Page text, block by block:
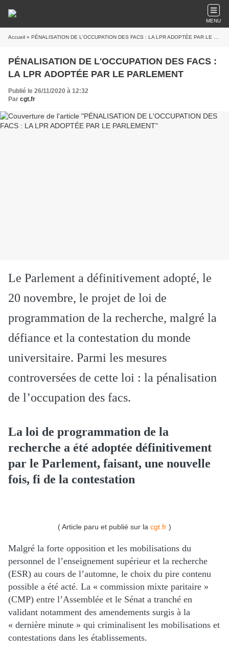
MENU
Accueil » PÉNALISATION DE L'OCCUPATION DES FACS : LA LPR ADOPTÉE PAR LE PARLEMENT
PÉNALISATION DE L'OCCUPATION DES FACS :
LA LPR ADOPTÉE PAR LE PARLEMENT
Publié le 26/11/2020 à 12:32
Par cgt.fr
Le Parlement a définitivement adopté, le
20 novembre, le projet de loi de
programmation de la recherche, malgré la
défiance et la contestation du monde
universitaire. Parmi les mesures
controversées de cette loi : la pénalisation
de l’occupation des facs.
La loi de programmation de la
recherche a été adoptée définitivement
par le Parlement, faisant, une nouvelle
fois, fi de la contestation
( Article paru et publié sur la cgt.fr )
Malgré la forte opposition et les mobilisations du
personnel de l’enseignement supérieur et la recherche
(ESR) au cours de l’automne, le choix du pire contenu
possible a été acté. La « commission mixte paritaire »
(CMP) entre l’Assemblée et le Sénat a tranché en
validant notamment des amendements surgis à la
« dernière minute » qui criminalisent les mobilisations et
contestations dans les établissements.